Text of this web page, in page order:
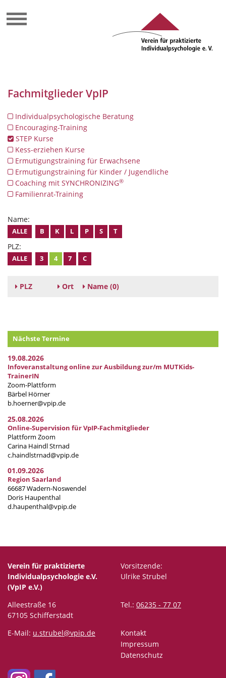
Fachmitglieder VpIP
Individualpsychologische Beratung
Encouraging-Training
STEP Kurse
Kess-erziehen Kurse
Ermutigungstraining für Erwachsene
Ermutigungstraining für Kinder / Jugendliche
Coaching mit SYNCHRONIZING®
Familienrat-Training
Name:
ALLE B K L P S T
PLZ:
ALLE 3 4 7 C
PLZ Ort Name (0)
Nächste Termine
19.08.2026
Infoveranstaltung online zur Ausbildung zur/m MUTKids-
TrainerIN
Zoom-Plattform
Bärbel Hörner
b.hoerner@vpip.de
25.08.2026
Online-Supervision für VpIP-Fachmitglieder
Plattform Zoom
Carina Haindl Strnad
c.haindlstrnad@vpip.de
01.09.2026
Region Saarland
66687 Wadern-Noswendel
Doris Haupenthal
d.haupenthal@vpip.de
Verein für praktizierte
Individualpsychologie e.V.
(VpIP e.V.)
Vorsitzende:
Ulrike Strubel
Alleestraße 16
67105 Schifferstadt
Tel.: 06235 - 77 07
E-Mail: u.strubel@vpip.de
Kontakt
Impressum
Datenschutz